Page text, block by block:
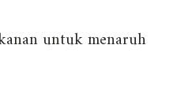
untuk menaruh